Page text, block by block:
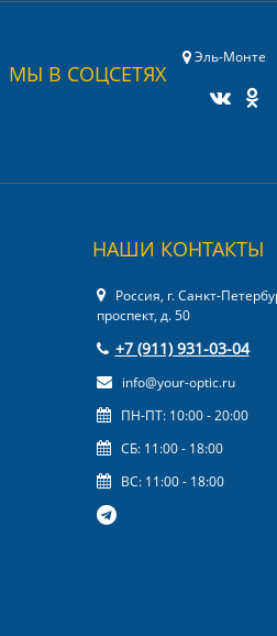
МЫ В СОЦСЕТЯХ
Эль-Монте
НАШИ КОНТАКТЫ
Россия, г. Санкт-
проспект, д. 50
+7 (911) 931-03-04
info@your-optic.ru
ПН-ПТ: 10:00 - 20:00
СБ: 11:00 - 18:00
ВС: 11:00 - 18:00